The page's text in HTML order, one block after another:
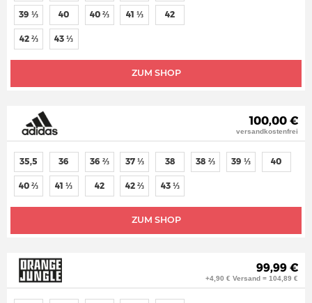
ZUM SHOP
39 ⅓ 40 40 ⅔ 41 ⅓ 42
42 ⅔ 43 ⅓
100,00 €
versandkostenfrei
ZUM SHOP
35,5 36 36 ⅔ 37 ⅓ 38 38 ⅔ 39 ⅓ 40
40 ⅔ 41 ⅓ 42 42 ⅔ 43 ⅓
99,99 €
+4,90 € Versand = 104,89 €